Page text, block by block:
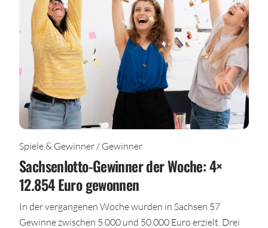
Spiele & Gewinner / Gewinner
Sachsenlotto-Gewinner der Woche: 4×
12.854 Euro gewonnen
In der vergangenen Woche wurden in Sachsen 57
Gewinne zwischen 5.000 und 50.000 Euro erzielt. Drei